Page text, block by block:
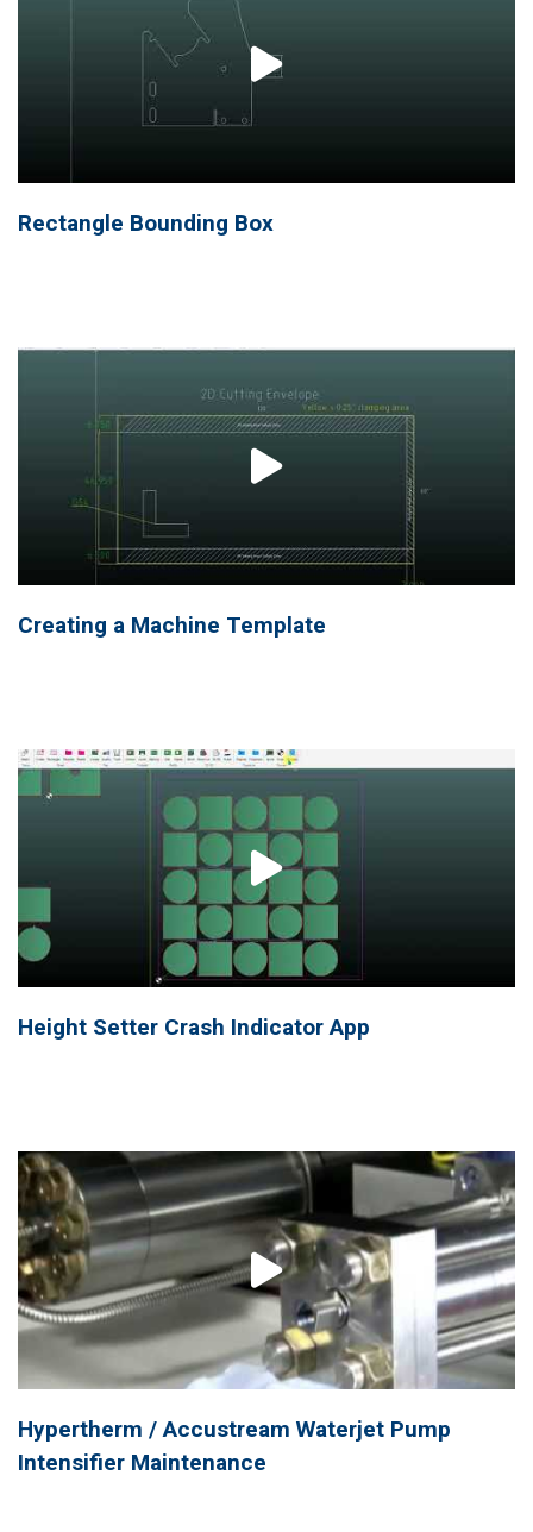
Rectangle Bounding Box
Creating a Machine Template
Height Setter Crash Indicator App
Hypertherm / Accustream Waterjet Pump
Intensifier Maintenance